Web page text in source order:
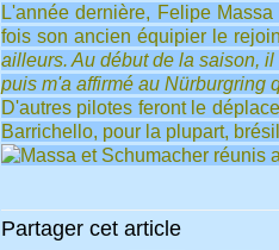
L'année dernière, Felipe
fois son ancien équipier le
ailleurs. Au début de la saison,
puis m'a affirmé au Nürburgring
D'autres pilotes feront le
Barrichello, pour la plupart,
Partager cet article